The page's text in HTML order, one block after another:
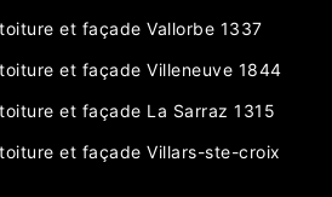
et façade Vallorbe 1337
et façade Villeneuve 1844
et façade La Sarraz 1315
et façade Villars-ste-croix